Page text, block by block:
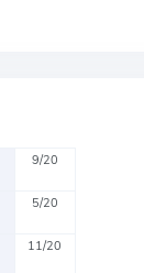
9/20
5/20
11/20